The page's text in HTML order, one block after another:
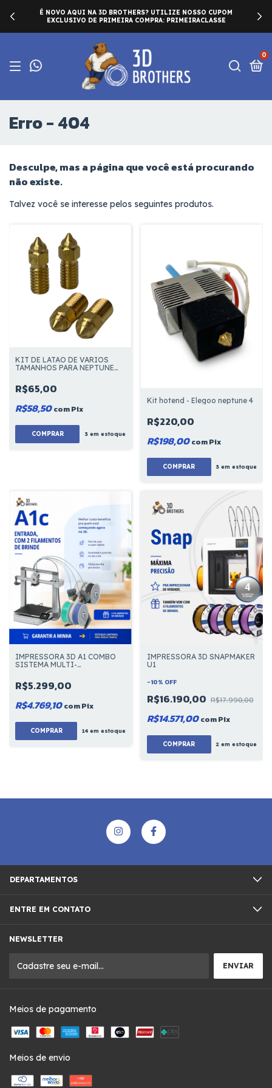
É NOVO AQUI NA 3D BROTHERS? UTILIZE NOSSO CUPOM
EXCLUSIVO DE PRIMEIRA COMPRA: PRIMEIRACLASSE
0
Erro - 404
Desculpe, mas a página que você está procurando
não existe.
Talvez você se interesse pelos seguintes produtos.
KIT DE LATAO DE VARIOS
TAMANHOS PARA NEPTUNE
R$65,00
R$58,50comPix
3em estoque
Kit hotend - Elegoo neptune 4
R$220,00
R$198,00comPix
3 em estoque
IMPRESSORA 3D A1 COMBO
SISTEMA MULTI-
R$5.299,00
R$4.769,10comPix
14em estoque
IMPRESSORA 3D SNAPMAKER
U1
-10% OFF
R$16.190,00 R$17.990,00
R$14.571,00comPix
2 em estoque
DEPARTAMENTOS
ENTRE EM CONTATO
NEWSLETTER
Meios de pagamento
Meios de envio